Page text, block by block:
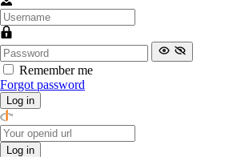
Remember me
Forgot password
Log in
Log in